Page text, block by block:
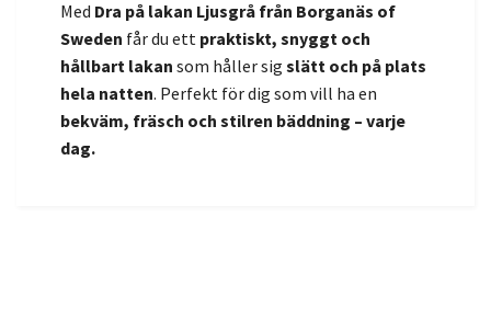
Med Dra på lakan Ljusgrå från Borganäs of
Sweden får du ett praktiskt, snyggt och
hållbart lakan som håller sig slätt och på plats
hela natten. Perfekt för dig som vill ha en
bekväm, fräsch och stilren bäddning – varje
dag.